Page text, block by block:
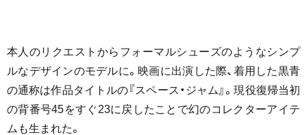
本人のリクエストからフォーマルシューズのようなシンプ
ルなデザインのモデルに。映画に出演した際、着用した黒青
の通称は作品タイトルの『スペース・ジャム』。現役復帰当初
の背番号45をすぐ23に戻したことで幻のコレクターアイテ
ムも生まれた。